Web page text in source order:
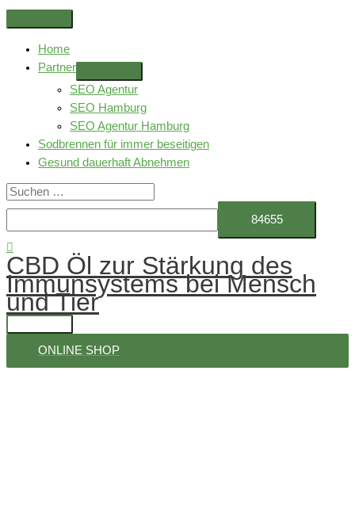
Zum
Inhalt
springen
Above
Header
Home
Partner
SEO Agentur
SEO Hamburg
SEO Agentur Hamburg
Sodbrennen für immer beseitigen
Gesund dauerhaft Abnehmen
Suchen
nach:
CBD Öl zur Stärkung des
Immunsystems bei Mensch
und Tier
Hauptmenü
ONLINE SHOP